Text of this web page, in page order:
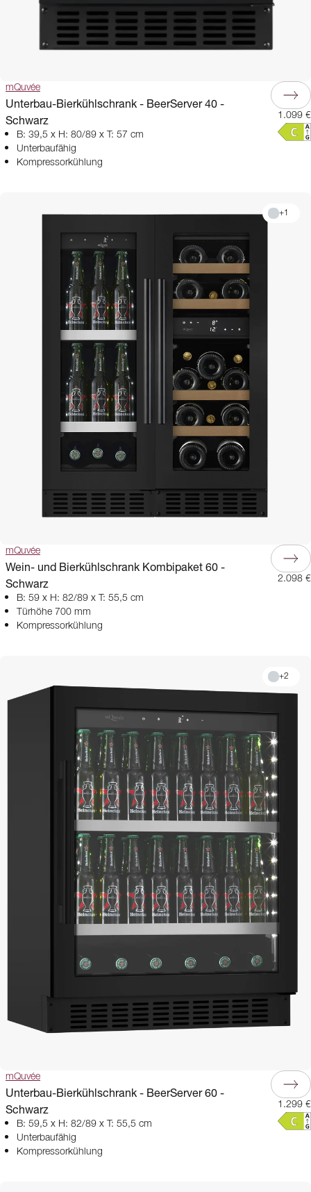
mQuvée
Unterbau-Bierkühlschrank - BeerServer 40 -
Schwarz
B: 39,5 x H: 80/89 x T: 57 cm
Unterbaufähig
Kompressorkühlung
1.099 €
+1
mQuvée
Wein- und Bierkühlschrank Kombipaket 60 -
Schwarz
B: 59 x H: 82/89 x T: 55,5 cm
Türhöhe 700 mm
Kompressorkühlung
2.098 €
+2
mQuvée
Unterbau-Bierkühlschrank - BeerServer 60 -
Schwarz
B: 59,5 x H: 82/89 x T: 55,5 cm
Unterbaufähig
Kompressorkühlung
1.299 €